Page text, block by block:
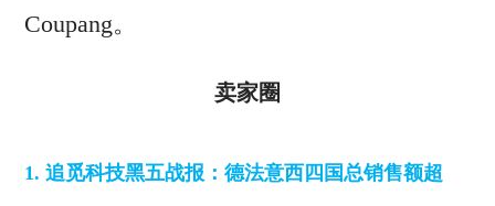
Coupang。
卖家圈
1. 追觅科技黑五战报：德法意西四国总销售额超